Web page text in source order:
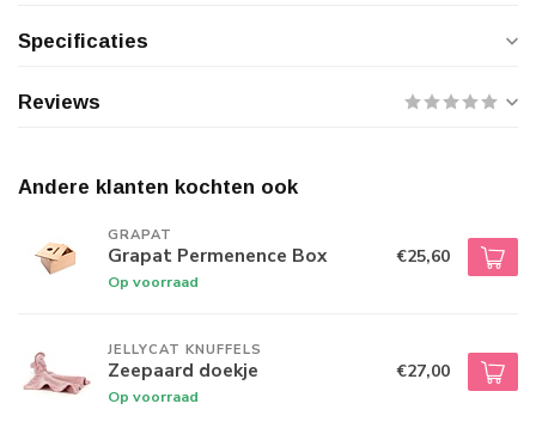
Specificaties
Reviews
Andere klanten kochten ook
GRAPAT
Grapat Permenence Box
Op voorraad
€25,60
JELLYCAT KNUFFELS
Zeepaard doekje
Op voorraad
€27,00